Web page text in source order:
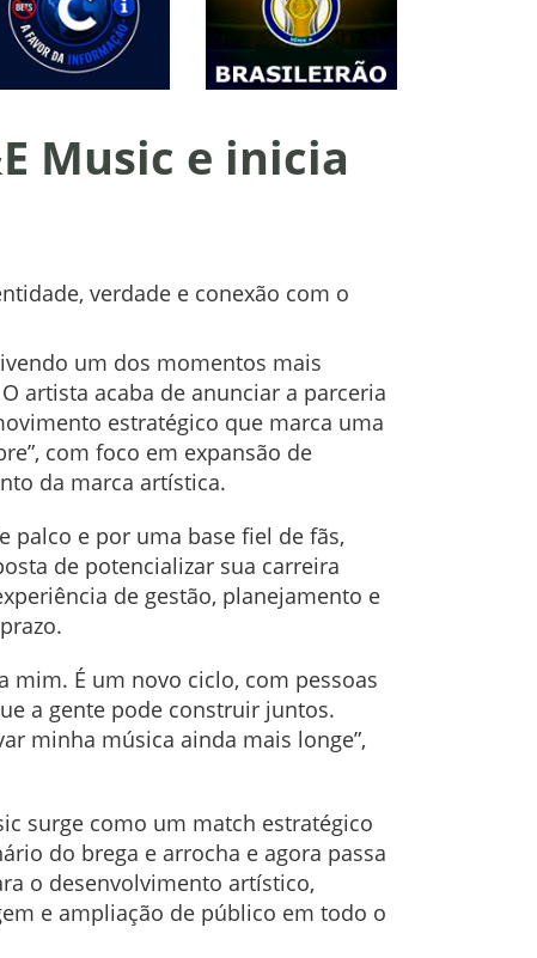
Music e inicia
verdade e conexão com o
um dos momentos mais
artista acaba de anunciar a parceria
estratégico que marca uma
com foco em expansão de
da marca artística.
palco e por uma base fiel de fãs,
de potencializar sua carreira
de gestão, planejamento e
mim. É um novo ciclo, com pessoas
a gente pode construir juntos.
minha música ainda mais longe”,
surge como um match estratégico
do brega e arrocha e agora passa
o desenvolvimento artístico,
e ampliação de público em todo o